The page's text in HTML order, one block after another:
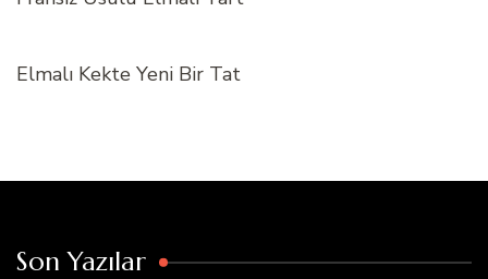
Elmalı Kekte Yeni Bir Tat
Son Yazılar